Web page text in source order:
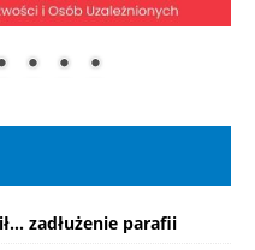
zadłużenie parafii